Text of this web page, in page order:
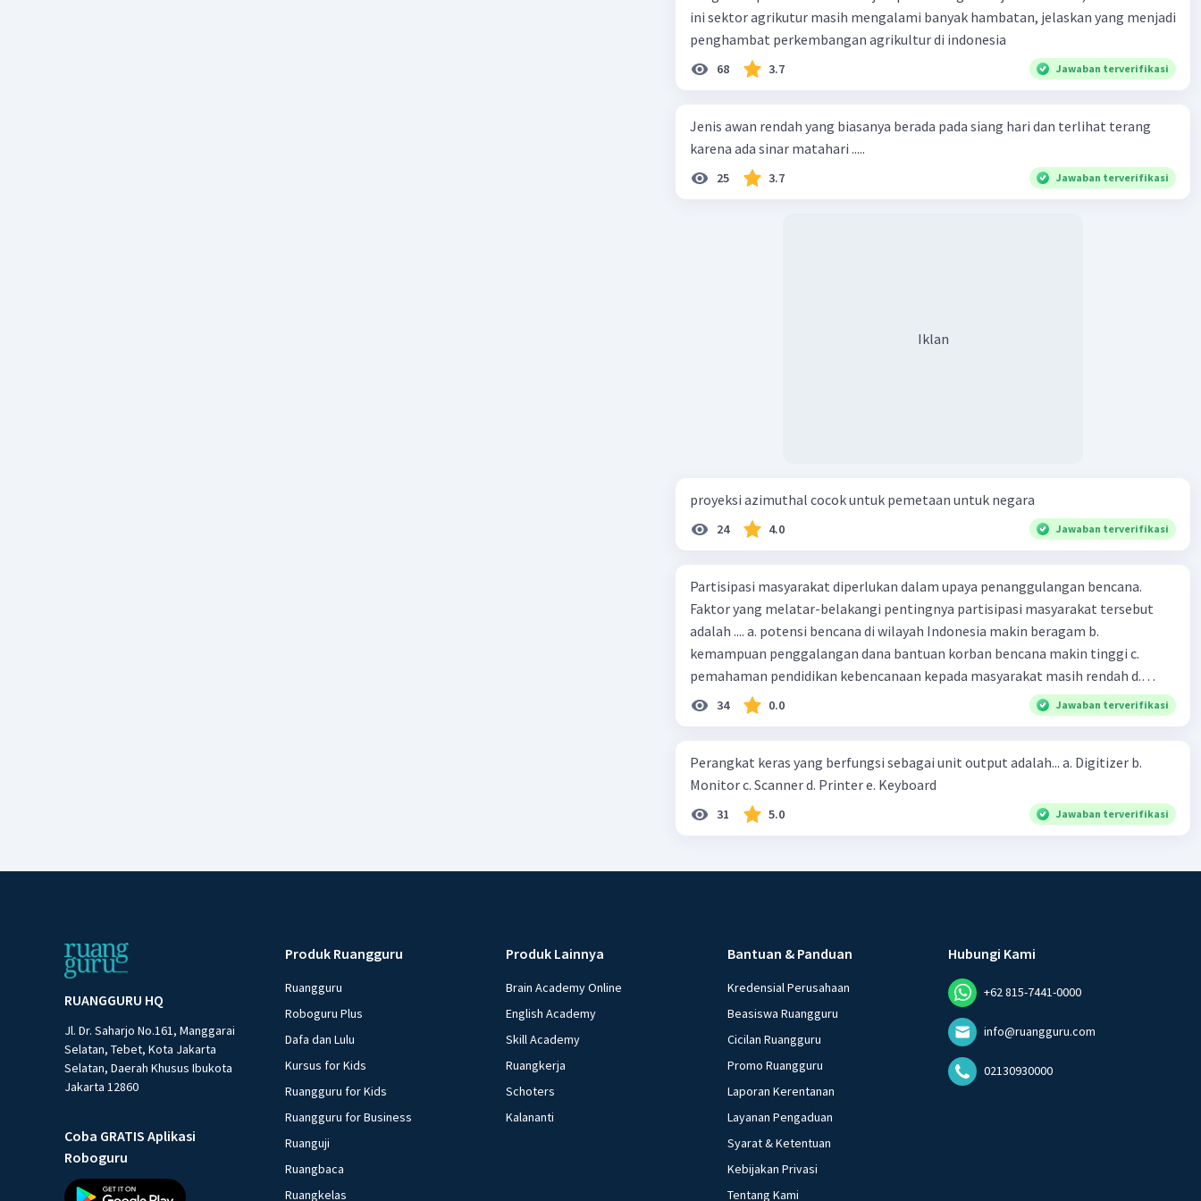
Iklan
ini sektor agrikutur masih mengalami banyak hambatan, jelaskan yang menjadi
penghambat perkembangan agrikultur di indonesia
68 3.7 Jawaban terverifikasi
Jenis awan rendah yang biasanya berada pada siang hari dan terlihat terang
karena ada sinar matahari .....
25 3.7 Jawaban terverifikasi
Iklan
proyeksi azimuthal cocok untuk pemetaan untuk negara
24 4.0 Jawaban terverifikasi
Partisipasi masyarakat diperlukan dalam upaya penanggulangan bencana.
Faktor yang melatar-belakangi pentingnya partisipasi masyarakat tersebut
adalah .... a. potensi bencana di wilayah Indonesia makin beragam b.
kemampuan penggalangan dana bantuan korban bencana makin tinggi c.
pemahaman pendidikan kebencanaan kepada masyarakat masih rendah d.
masyarakat merupakan pihak yang langsung berhadapan dengan bencana e.
kepercayaan pemerintah bahwa masyarakat mampu mengatasi bencana
34 0.0 Jawaban terverifikasi
Perangkat keras yang berfungsi sebagai unit output adalah... a. Digitizer b.
Monitor c. Scanner d. Printer e. Keyboard
31 5.0 Jawaban terverifikasi
RUANGGURU HQ
Jl. Dr. Saharjo No.161, Manggarai
Selatan, Tebet, Kota Jakarta
Selatan, Daerah Khusus Ibukota
Jakarta 12860
Coba GRATIS Aplikasi
Roboguru
Produk Ruangguru
Ruangguru
Roboguru Plus
Dafa dan Lulu
Kursus for Kids
Ruangguru for Kids
Ruangguru for Business
Ruanguji
Ruangbaca
Ruangkelas
Produk Lainnya
Brain Academy Online
English Academy
Skill Academy
Ruangkerja
Schoters
Kalananti
Bantuan & Panduan
Kredensial Perusahaan
Beasiswa Ruangguru
Cicilan Ruangguru
Promo Ruangguru
Laporan Kerentanan
Layanan Pengaduan
Syarat & Ketentuan
Kebijakan Privasi
Tentang Kami
Hubungi Kami
+62 815-7441-0000
info@ruangguru.com
02130930000